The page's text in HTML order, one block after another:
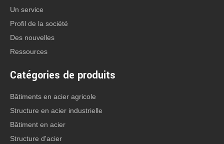
CATÉGORIE DE PRODUIT
Office Tel: +86-532-8830 6188
+86-158 5320 9069
Un service
Profil de la société
Des nouvelles
Ressources
Catégories de produits
Bâtiments en acier agricole
Structure en acier industrielle
Bâtiment en acier
Structure d'acier